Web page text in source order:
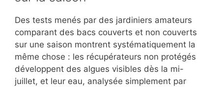
Des tests menés par des jardiniers amateurs
comparant des bacs couverts et non couverts
sur une saison montrent systématiquement la
même chose : les récupérateurs non protégés
développent des algues visibles dès la mi-
juillet, et leur eau, analysée simplement par